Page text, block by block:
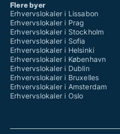
Flere byer
Erhvervslokaler i Lissabon
Erhvervslokaler i Prag
Erhvervslokaler i Stockholm
Erhvervslokaler i Sofia
Erhvervslokaler i Helsinki
Erhvervslokaler i København
Erhvervslokaler i Dublin
Erhvervslokaler i Bruxelles
Erhvervslokaler i Amsterdam
Erhvervslokaler i Oslo